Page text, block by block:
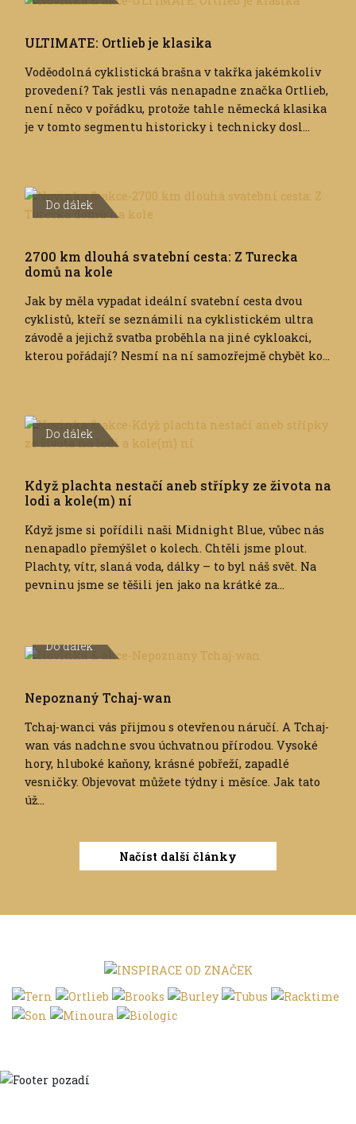
ULTIMATE: Ortlieb je klasika
Voděodolná cyklistická brašna v takřka jakémkoliv
provedení? Tak jestli vás nenapadne značka Ortlieb,
není něco v pořádku, protože tahle německá klasika
je v tomto segmentu historicky i technicky dosl...
Do dálek
2700 km dlouhá svatební cesta: Z Turecka
domů na kole
Jak by měla vypadat ideální svatební cesta dvou
cyklistů, kteří se seznámili na cyklistickém ultra
závodě a jejichž svatba proběhla na jiné cykloakci,
kterou pořádají? Nesmí na ní samozřejmě chybět ko...
Do dálek
Když plachta nestačí aneb střípky ze života na
lodi a kole(m) ní
Když jsme si pořídili naši Midnight Blue, vůbec nás
nenapadlo přemýšlet o kolech. Chtěli jsme plout.
Plachty, vítr, slaná voda, dálky – to byl náš svět. Na
pevninu jsme se těšili jen jako na krátké za...
Do dálek
Nepoznaný Tchaj-wan
Tchaj-wanci vás přijmou s otevřenou náručí. A Tchaj-
wan vás nadchne svou úchvatnou přírodou. Vysoké
hory, hluboké kaňony, krásné pobřeží, zapadlé
vesničky. Objevovat můžete týdny i měsíce. Jak tato
úž...
Načíst další články